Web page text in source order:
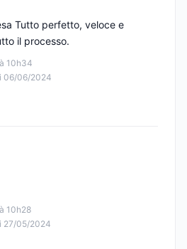
10h34
06/06/2024
Tutto perfetto, veloce e
il processo.
10h28
27/05/2024